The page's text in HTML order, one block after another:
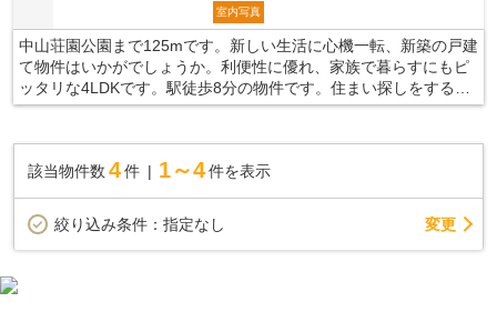
室内写真
中山荘園公園まで125mです。新しい生活に心機一転、新築の戸建
て物件はいかがでしょうか。利便性に優れ、家族で暮らすにもピ
ッタリな4LDKです。駅徒歩8分の物件です。住まい探しをするな
ら、信頼と実績のある当社にご用命ください。人生に一度の大き
該当物件数 4件 1～4 件を表示
絞り込み条件： 指定なし 変更